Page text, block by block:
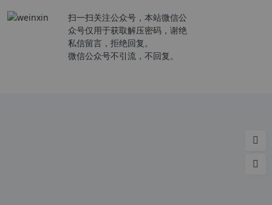
扫一扫关注公众号，本站微信公
众号仅用于获取解压密码，谢绝
私信留言，拒绝回复。
微信公众号不引流，不回复。